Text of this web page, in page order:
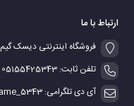
ارتباط با ما
فروشگاه اینترنتی دیسک گیم
تلفن ثابت: 05155425343
آی دی تلگرامی: game_5343@